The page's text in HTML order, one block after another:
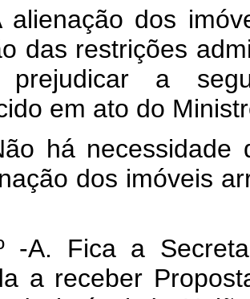
alienação dos
das restrições
prejudicar a
em ato do
há necessidade
dos imóveis
-A. Fica a
a receber